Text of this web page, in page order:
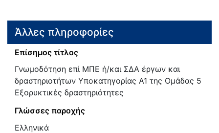
Άλλες πληροφορίες
Επίσημος τίτλος
Γνωμοδότηση επί ΜΠΕ ή/και ΣΔΑ έργων και
δραστηριοτήτων Υποκατηγορίας Α1 της Ομάδας 5
Εξορυκτικές δραστηριότητες
Γλώσσες παροχής
Ελληνικά